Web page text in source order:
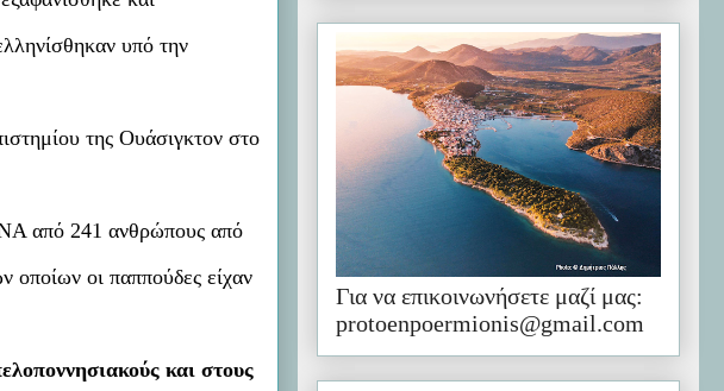
υπό την
της Ουάσιγκτον στο
από 241 ανθρώπους από
οποίων οι παππούδες είχαν
και στους
Για να επικοινωνήσετε μαζί μας:
protoenpoermionis@gmail.com